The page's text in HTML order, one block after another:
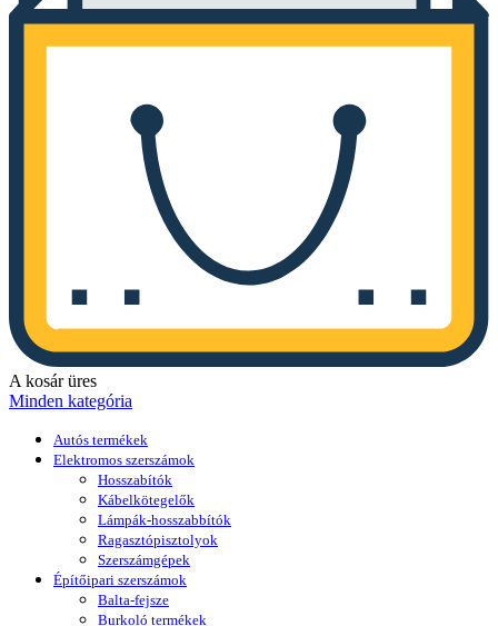
A kosár üres
Minden kategória
Autós termékek
Elektromos szerszámok
Hosszabítók
Kábelkötegelők
Lámpák-hosszabbítók
Ragasztópisztolyok
Szerszámgépek
Építőipari szerszámok
Balta-fejsze
Burkoló termékek